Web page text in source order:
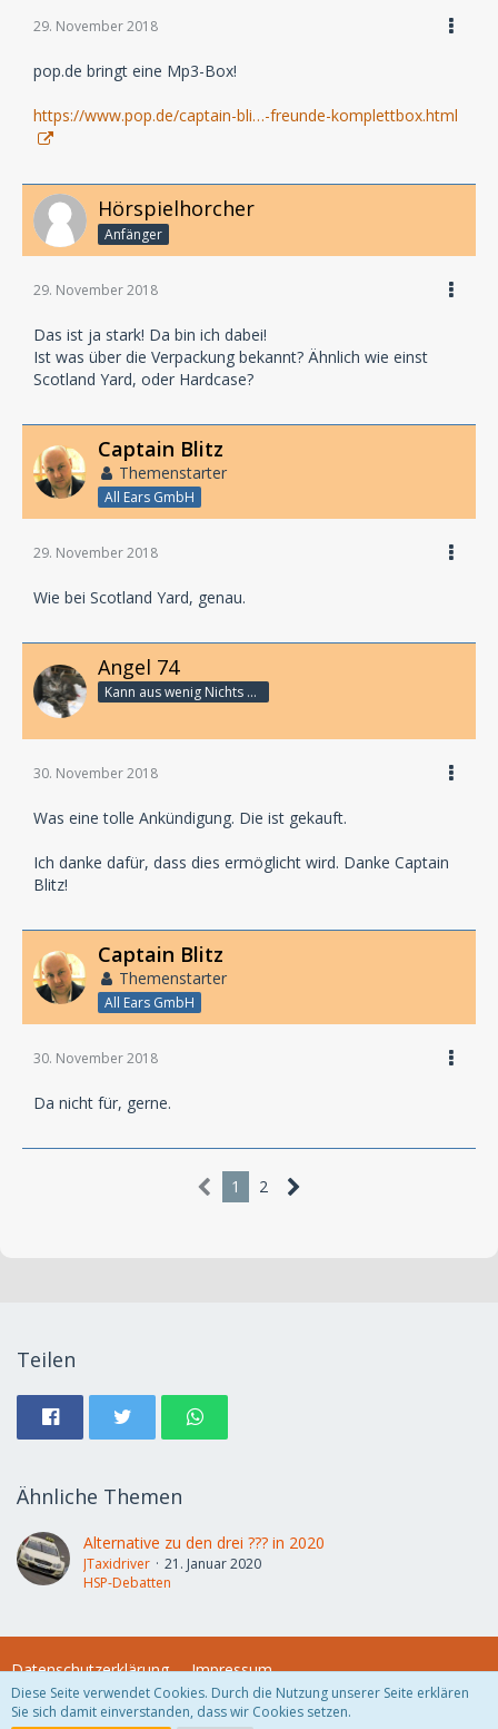
29. November 2018
pop.de bringt eine Mp3-Box!
https://www.pop.de/captain-bli…-freunde-komplettbox.html
Hörspielhorcher
Anfänger
29. November 2018
Das ist ja stark! Da bin ich dabei!
Ist was über die Verpackung bekannt? Ähnlich wie einst
Scotland Yard, oder Hardcase?
Captain Blitz
Themenstarter
All Ears GmbH
29. November 2018
Wie bei Scotland Yard, genau.
Angel 74
Kann aus wenig Nichts machen
30. November 2018
Was eine tolle Ankündigung. Die ist gekauft.
Ich danke dafür, dass dies ermöglicht wird. Danke Captain
Blitz!
Captain Blitz
Themenstarter
All Ears GmbH
30. November 2018
Da nicht für, gerne.
1 2
Teilen
Ähnliche Themen
Alternative zu den drei ??? in 2020
JTaxidriver
21. Januar 2020
HSP-Debatten
Datenschutzerklärung Impressum
Diese Seite verwendet Cookies. Durch die Nutzung unserer Seite erklären
Sie sich damit einverstanden, dass wir Cookies setzen.